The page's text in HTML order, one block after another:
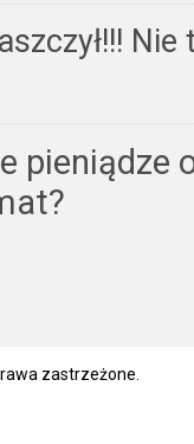
pieniądze
zastrzeżone.